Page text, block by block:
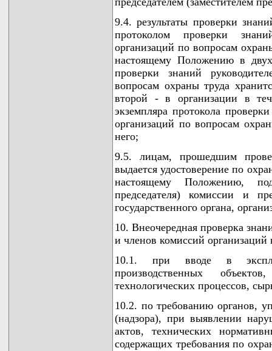
9.4. результаты проверки
протоколом проверки
организаций по вопросам
настоящему Положению в
проверки знаний
вопросам охраны труда
второй - в организации в
экземпляра протокола
организаций по вопросам
него;
9.5. лицам, прошедшим
выдается удостоверение по
настоящему Положению,
председателя) комиссии и
государственного органа,
10. Внеочередная проверка
и членов комиссий организаций
10.1. при вводе в
производственных
технологических процессов,
10.2. по требованию органов,
(надзора), при выявлении
актов, технических
содержащих требования по